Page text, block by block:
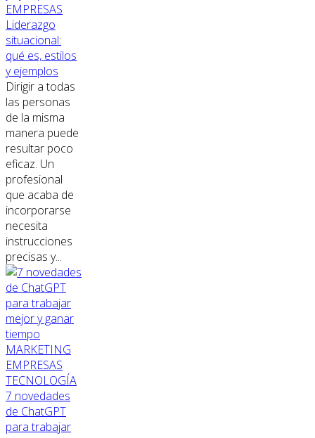
EMPRESAS
Liderazgo
situacional:
qué es, estilos
y ejemplos
Dirigir a todas
las personas
de la misma
manera puede
resultar poco
eficaz. Un
profesional
que acaba de
incorporarse
necesita
instrucciones
precisas y...
MARKETING
EMPRESAS
TECNOLOGÍA
7 novedades
de ChatGPT
para trabajar